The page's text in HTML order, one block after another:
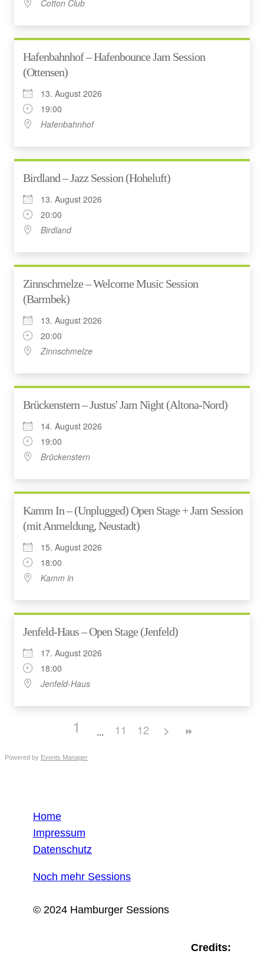
Cotton Club
Hafenbahnhof – Hafenbounce Jam Session
(Ottensen)
13. August 2026
19:00
Hafenbahnhof
Birdland – Jazz Session (Hoheluft)
13. August 2026
20:00
Birdland
Zinnschmelze – Welcome Music Session
(Barmbek)
13. August 2026
20:00
Zinnschmelze
Brückenstern – Justus' Jam Night (Altona-Nord)
14. August 2026
19:00
Brückenstern
Kamm In – (Unplugged) Open Stage + Jam Session
(mit Anmeldung, Neustadt)
15. August 2026
18:00
Kamm in
Jenfeld-Haus – Open Stage (Jenfeld)
17. August 2026
18:00
Jenfeld-Haus
1 11 12
Powered by Events Manager
Home
Impressum
Datenschutz
Noch mehr Sessions
© 2024 Hamburger Sessions
Credits: